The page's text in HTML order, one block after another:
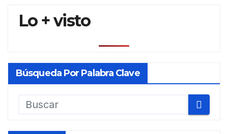
Lo + visto
Búsqueda Por Palabra Clave